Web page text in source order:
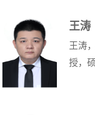
王涛
王涛
授，